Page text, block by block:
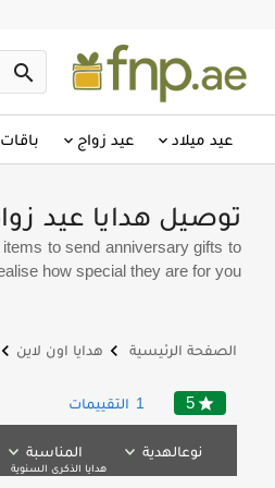
search
عيد ميلاد عيد زواج
توصيل هدايا عيد
to send anniversary gifts to
how special they are for you.
الصفحة الرئيسية keyboard_arrow_left هدايا اون لاين keyboard_arrow_left
5 star
1 التقييمات
نوعالهدية المناسبة
هدايا الذكرى السنوية